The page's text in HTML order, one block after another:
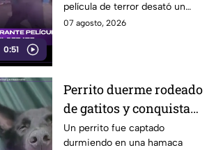
0:51
película de terror desató un
intenso debate entre usuarios
07 agosto, 2026
Perrito duerme rodeado
de gatitos y conquista
las redes
Un perrito fue captado
durmiendo en una hamaca